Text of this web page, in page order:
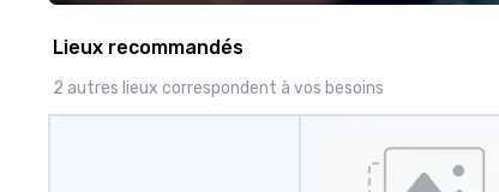
walk away
for groups
seniority,
Lieux recommandés
2 autres lieux correspondent à vos besoins